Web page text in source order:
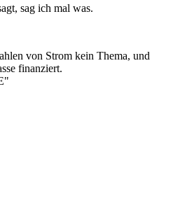
sag ich mal was.
von Strom kein Thema, und
finanziert.